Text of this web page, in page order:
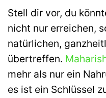
Stell dir vor, du
nicht nur erreichen,
natürlichen,
übertreffen.
mehr als nur ein
es ist ein Schlüssel